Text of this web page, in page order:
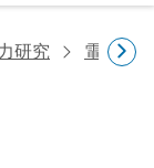
研究 電力設